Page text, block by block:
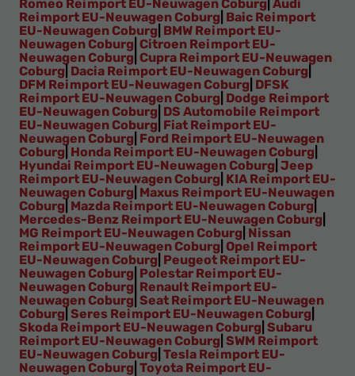
Romeo Reimport EU-Neuwagen Coburg Audi
Reimport EU-Neuwagen Coburg Baic Reimport
EU-Neuwagen Coburg BMW Reimport EU-
Neuwagen Coburg Citroen Reimport EU-
Neuwagen Coburg Cupra Reimport EU-Neuwagen
Coburg Dacia Reimport EU-Neuwagen Coburg
DFM Reimport EU-Neuwagen Coburg DFSK
Reimport EU-Neuwagen Coburg Dodge Reimport
EU-Neuwagen Coburg DS Automobile Reimport
EU-Neuwagen Coburg Fiat Reimport EU-
Neuwagen Coburg Ford Reimport EU-Neuwagen
Coburg Honda Reimport EU-Neuwagen Coburg
Hyundai Reimport EU-Neuwagen Coburg Jeep
Reimport EU-Neuwagen Coburg KIA Reimport EU-
Neuwagen Coburg Maxus Reimport EU-Neuwagen
Coburg Mazda Reimport EU-Neuwagen Coburg
Mercedes-Benz Reimport EU-Neuwagen Coburg
MG Reimport EU-Neuwagen Coburg Nissan
Reimport EU-Neuwagen Coburg Opel Reimport
EU-Neuwagen Coburg Peugeot Reimport EU-
Neuwagen Coburg Polestar Reimport EU-
Neuwagen Coburg Renault Reimport EU-
Neuwagen Coburg Seat Reimport EU-Neuwagen
Coburg Seres Reimport EU-Neuwagen Coburg
Skoda Reimport EU-Neuwagen Coburg Subaru
Reimport EU-Neuwagen Coburg SWM Reimport
EU-Neuwagen Coburg Tesla Reimport EU-
Neuwagen Coburg Toyota Reimport EU-